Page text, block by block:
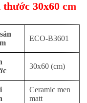
30x60 cm
ECO-B3601
30x60 (cm)
Ceramic men
matt